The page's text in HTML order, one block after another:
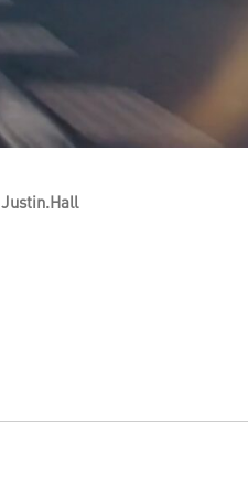
Justin.Hall